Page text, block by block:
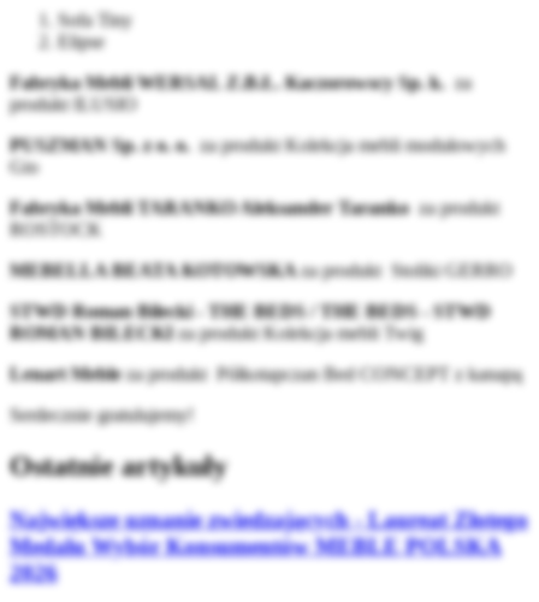
Sofa Tiny
Elipse
Fabryka Mebli WERSAL Z.B.Ł. Kaczorowscy Sp. k. za
produkt ILUSIO
PUSZMAN Sp. z o. o. za produkt Kolekcja mebli modułowych
Gio
Fabryka Mebli TARANKO Aleksander Taranko za produkt
ROSTOCK
MEBELLA BEATA KOTOWSKAza produkt Stoliki GERRO
STWD Roman Bilecki - THE BEDS / THE BEDS - STWD
ROMAN BILECKIza produkt Kolekcja mebli Twig
Lenart Mebleza produkt Półkotapczan Bed CONCEPT z kanapą
Serdecznie gratulujemy!
Ostatnie artykuły
Największe uznanie zwiedzających - Laureat Złotego
Medalu Wybór Konsumentów MEBLE POLSKA
2026